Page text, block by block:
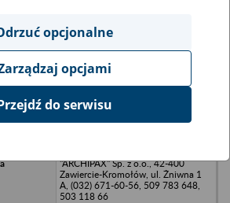
pozycje bazy
F.H.U. MARDAMEX w upadłości -
"ARCHIPAX" Sp. z o.o., 42-400
Zawiercie-Kromołów, ul. Żniwna 1
A, (032) 671-60-56, 509 783 648,
503 118 66
opcjonalne
opcjami
do serwisu